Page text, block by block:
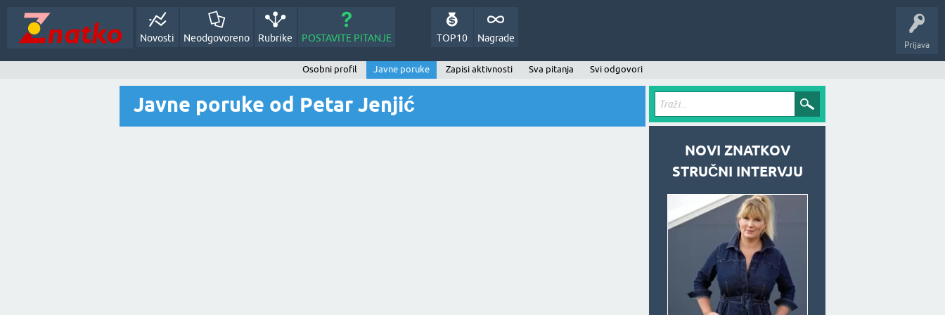
Prijava
Novosti Neodgovoreno Rubrike POSTAVITE PITANJE Nagrade
TOP10
Osobni profil Javne poruke Zapisi aktivnosti Sva pitanja Svi odgovori
Javne poruke od Petar Jenjić
NOVI ZNATKOV
STRUČNI INTERVJU